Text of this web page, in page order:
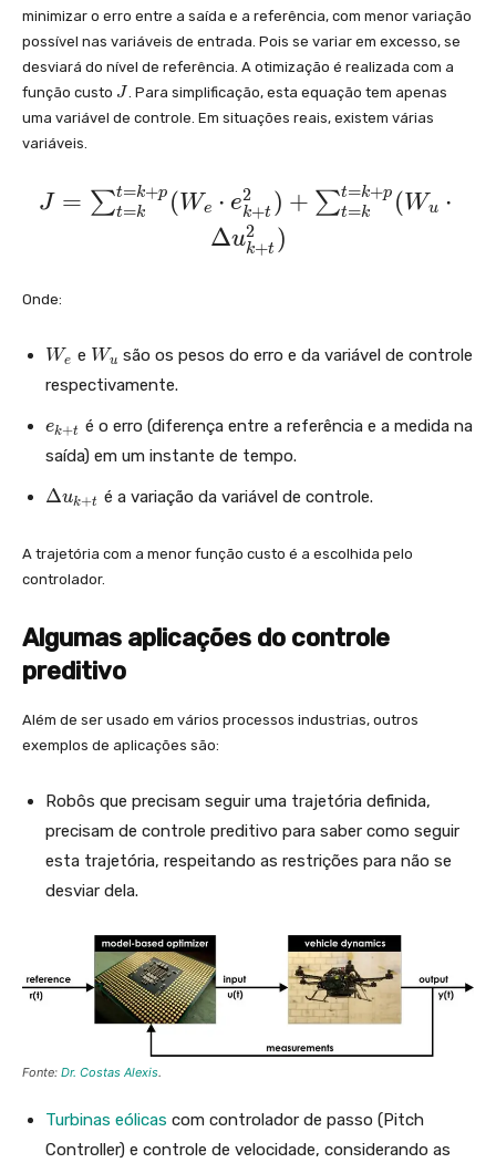
minimizar o erro entre a saída e a referência, com menor variação
possível nas variáveis de entrada. Pois se variar em excesso, se
desviará do nível de referência. A otimização é realizada com a
função custo J
J . Para simplificação, esta equação tem apenas
uma variável de controle. Em situações reais, existem várias
variáveis.
J
u
_{
t
k}
^{
t
k
+
}
(
_{
\c
d
ot
e_
t}
^{
)
\s
u
J = ∑t=k
t=k+p (We ⋅ ek+t
2 ) + ∑t=k
t=k+p (Wu ⋅
Δuk+t
2 )
Onde:
W
We e W
_{
Wu são os pesos do erro e da variável de controle
respectivamente.
e
k
}
ek+t é o erro (diferença entre a referência e a medida na
saída) em um instante de tempo.
\
t
a
_
{
k
t
}
Δuk+t é a variação da variável de controle.
A trajetória com a menor função custo é a escolhida pelo
controlador.
Algumas aplicações do controle
preditivo
Além de ser usado em vários processos industrias, outros
exemplos de aplicações são:
Robôs que precisam seguir uma trajetória definida,
precisam de controle preditivo para saber como seguir
esta trajetória, respeitando as restrições para não se
desviar dela.
Fonte: Dr. Costas Alexis.
Turbinas eólicas com controlador de passo (Pitch
Controller) e controle de velocidade, considerando as